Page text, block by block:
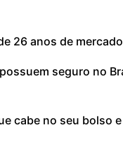
26 anos de
seguro no
cabe no seu bolso